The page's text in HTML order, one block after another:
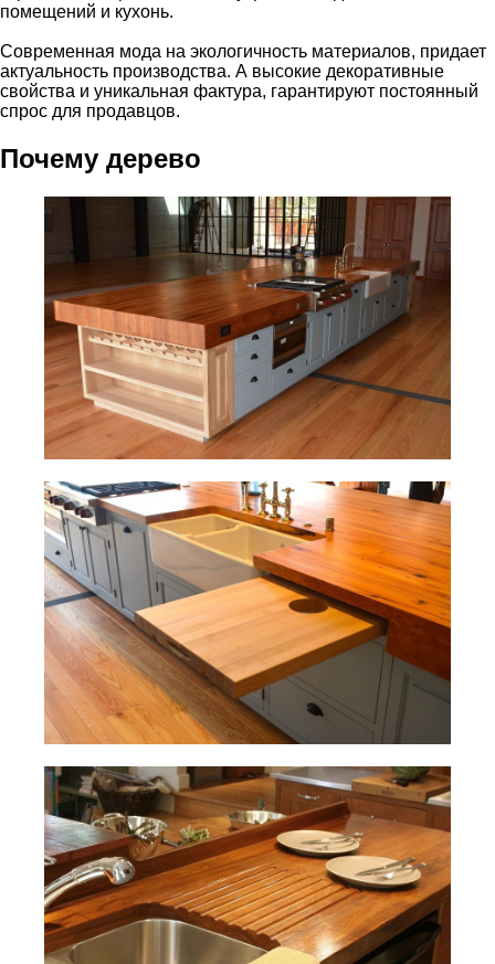
помещений и кухонь.
Современная мода на экологичность материалов, придает
актуальность производства. А высокие декоративные
свойства и уникальная фактура, гарантируют постоянный
спрос для продавцов.
Почему дерево